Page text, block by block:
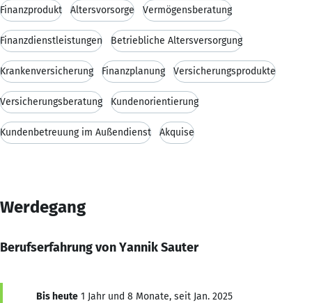
Finanzprodukt Altersvorsorge Vermögensberatung
Finanzdienstleistungen Betriebliche Altersversorgung
Krankenversicherung Finanzplanung Versicherungsprodukte
Versicherungsberatung Kundenorientierung
Kundenbetreuung im Außendienst Akquise
Werdegang
Berufserfahrung von Yannik Sauter
Bis heute 1 Jahr und 8 Monate, seit Jan. 2025